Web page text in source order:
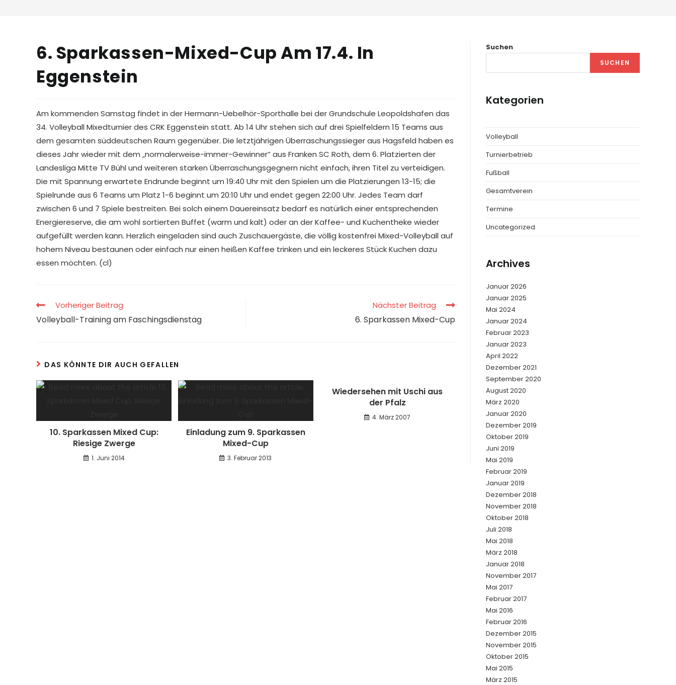
6. Sparkassen-Mixed-Cup Am 17.4. In
Eggenstein
Am kommenden Samstag findet in der Hermann-Uebelhör-Sporthalle bei der Grundschule Leopoldshafen das
34. Volleyball Mixedturnier des CRK Eggenstein statt. Ab 14 Uhr stehen sich auf drei Spielfeldern 15 Teams aus
dem gesamten süddeutschen Raum gegenüber. Die letztjährigen Überraschungssieger aus Hagsfeld haben es
dieses Jahr wieder mit dem „normalerweise-immer-Gewinner“ aus Franken SC Roth, dem 6. Platzierten der
Landesliga Mitte TV Bühl und weiteren starken Überraschungsgegnern nicht einfach, ihren Titel zu verteidigen.
Die mit Spannung erwartete Endrunde beginnt um 19:40 Uhr mit den Spielen um die Platzierungen 13-15; die
Spielrunde aus 6 Teams um Platz 1-6 beginnt um 20:10 Uhr und endet gegen 22:00 Uhr. Jedes Team darf
zwischen 6 und 7 Spiele bestreiten. Bei solch einem Dauereinsatz bedarf es natürlich einer entsprechenden
Energiereserve, die am wohl sortierten Buffet (warm und kalt) oder an der Kaffee- und Kuchentheke wieder
aufgefüllt werden kann. Herzlich eingeladen sind auch Zuschauergäste, die völlig kostenfrei Mixed-Volleyball auf
hohem Niveau bestaunen oder einfach nur einen heißen Kaffee trinken und ein leckeres Stück Kuchen dazu
essen möchten. (cl)
Vorheriger Beitrag
Volleyball-Training am Faschingsdienstag
Nächster Beitrag
6. Sparkassen Mixed-Cup
DAS KÖNNTE DIR AUCH GEFALLEN
10. Sparkassen Mixed Cup:
Riesige Zwerge
1. Juni 2014
Einladung zum 9. Sparkassen
Mixed-Cup
3. Februar 2013
Wiedersehen mit Uschi aus
der Pfalz
4. März 2007
Suchen
SUCHEN
Kategorien
Volleyball
Turnierbetrieb
Fußball
Gesamtverein
Termine
Uncategorized
Archives
Januar 2026
Januar 2025
Mai 2024
Januar 2024
Februar 2023
Januar 2023
April 2022
Dezember 2021
September 2020
August 2020
März 2020
Januar 2020
Dezember 2019
Oktober 2019
Juni 2019
Mai 2019
Februar 2019
Januar 2019
Dezember 2018
November 2018
Oktober 2018
Juli 2018
Mai 2018
März 2018
Januar 2018
November 2017
Mai 2017
Februar 2017
Mai 2016
Februar 2016
Dezember 2015
November 2015
Oktober 2015
Mai 2015
März 2015